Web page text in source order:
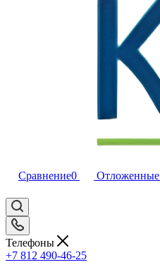
Сравнение0 Отложенные
Телефоны
+7 812 490-46-25